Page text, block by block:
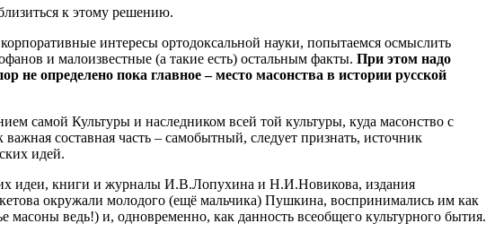
к этому решению.
интересы ортодоксальной науки, попытаемся осмыслить
и малоизвестные (а такие есть) остальным факты. При этом надо
не определено пока главное – место масонства в истории русской
самой Культуры и наследником всей той культуры, куда масонство с
составная часть – самобытный, следует признать, источник
идей.
идеи, книги и журналы И.В.Лопухина и Н.И.Новикова, издания
окружали молодого (ещё мальчика) Пушкина, воспринимались им как
масоны ведь!) и, одновременно, как данность всеобщего культурного бытия.